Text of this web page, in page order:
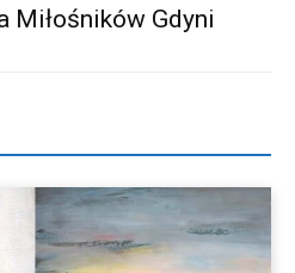
Miłośników Gdyni